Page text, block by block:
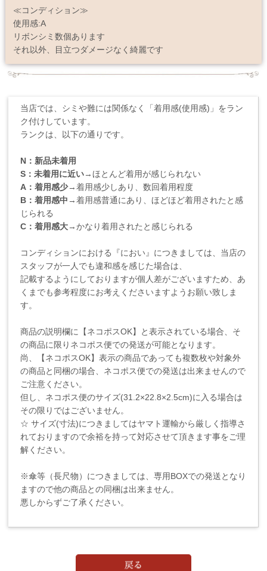
≪コンディション≫
使用感:A
リボンシミ数個あります
それ以外、目立つダメージなく綺麗です
当店では、シミや難には関係なく「着用感(使用感)」をラン
ク付けしています。
ランクは、以下の通りです。
N：新品未着用
S：未着用に近い→ほとんど着用が感じられない
A：着用感少→着用感少しあり、数回着用程度
B：着用感中→着用感普通にあり、ほどほど着用されたと感
じられる
C：着用感大→かなり着用されたと感じられる
コンディションにおける『におい』につきましては、当店の
スタッフが一人でも違和感を感じた場合は、
記載するようにしておりますが個人差がございますため、あ
くまでも参考程度にお考えくださいますようお願い致しま
す。
商品の説明欄に【ネコポスOK】と表示されている場合、そ
の商品に限りネコポス便での発送が可能となります。
尚、【ネコポスOK】表示の商品であっても複数枚や対象外
の商品と同梱の場合、ネコポス便での発送は出来ませんので
ご注意ください。
但し、ネコポス便のサイズ(31.2×22.8×2.5cm)に入る場合は
その限りではございません。
☆ サイズ(寸法)につきましてはヤマト運輸から厳しく指導さ
れておりますので余裕を持って対応させて頂きます事をご理
解ください。
※傘等（長尺物）につきましては、専用BOXでの発送となり
ますので他の商品との同梱は出来ません。
悪しからずご了承ください。